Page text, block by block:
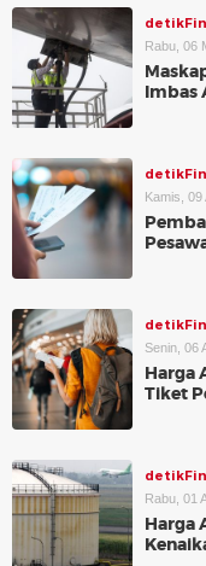
Rabu, 06
Imbas
Kamis, 09
Senin, 06
Harga
Tiket
Rabu, 01
Harga